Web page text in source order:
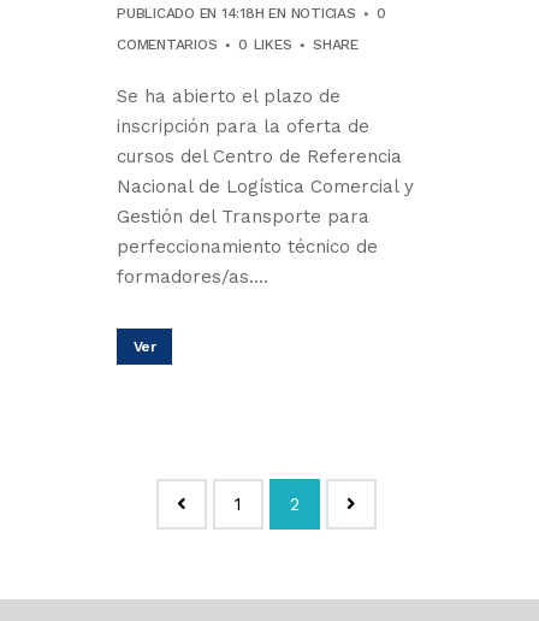
PUBLICADO EN 14:18H EN NOTICIAS
0
COMENTARIOS
0 LIKES SHARE
Se ha abierto el plazo de
inscripción para la oferta de
cursos del Centro de Referencia
Nacional de Logística Comercial y
Gestión del Transporte para
perfeccionamiento técnico de
formadores/as....
Ver
1 2